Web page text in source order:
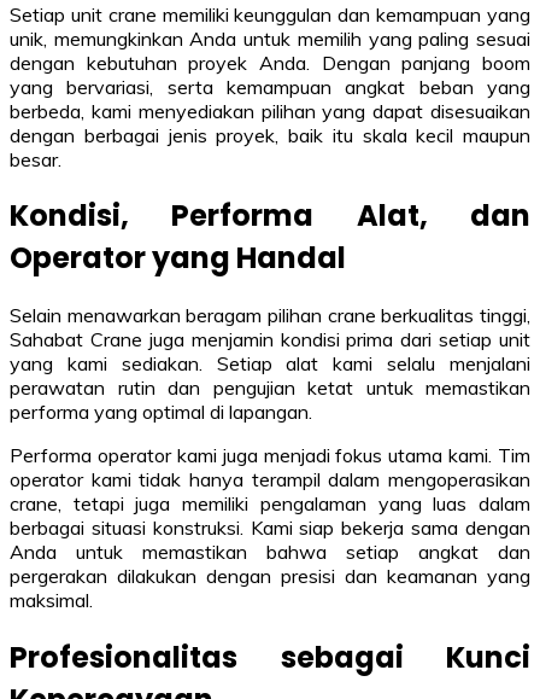
Setiap unit crane memiliki keunggulan dan kemampuan yang
unik, memungkinkan Anda untuk memilih yang paling sesuai
dengan kebutuhan proyek Anda. Dengan panjang boom
yang bervariasi, serta kemampuan angkat beban yang
berbeda, kami menyediakan pilihan yang dapat disesuaikan
dengan berbagai jenis proyek, baik itu skala kecil maupun
besar.
Kondisi, Performa Alat, dan
Operator yang Handal
Selain menawarkan beragam pilihan crane berkualitas tinggi,
Sahabat Crane juga menjamin kondisi prima dari setiap unit
yang kami sediakan. Setiap alat kami selalu menjalani
perawatan rutin dan pengujian ketat untuk memastikan
performa yang optimal di lapangan.
Performa operator kami juga menjadi fokus utama kami. Tim
operator kami tidak hanya terampil dalam mengoperasikan
crane, tetapi juga memiliki pengalaman yang luas dalam
berbagai situasi konstruksi. Kami siap bekerja sama dengan
Anda untuk memastikan bahwa setiap angkat dan
pergerakan dilakukan dengan presisi dan keamanan yang
maksimal.
Profesionalitas sebagai Kunci